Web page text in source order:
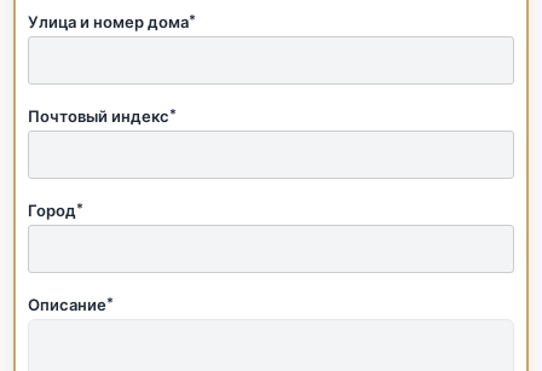
Улица и номер дома*
Почтовый индекс*
Город*
Описание*